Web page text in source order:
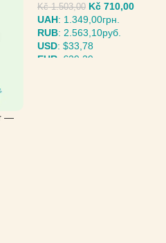
—
Kč1.503,00 Kč710,00
UAH: 1.349,00грн.
RUB: 2.563,10руб.
USD: $33,78
EUR: €29,29